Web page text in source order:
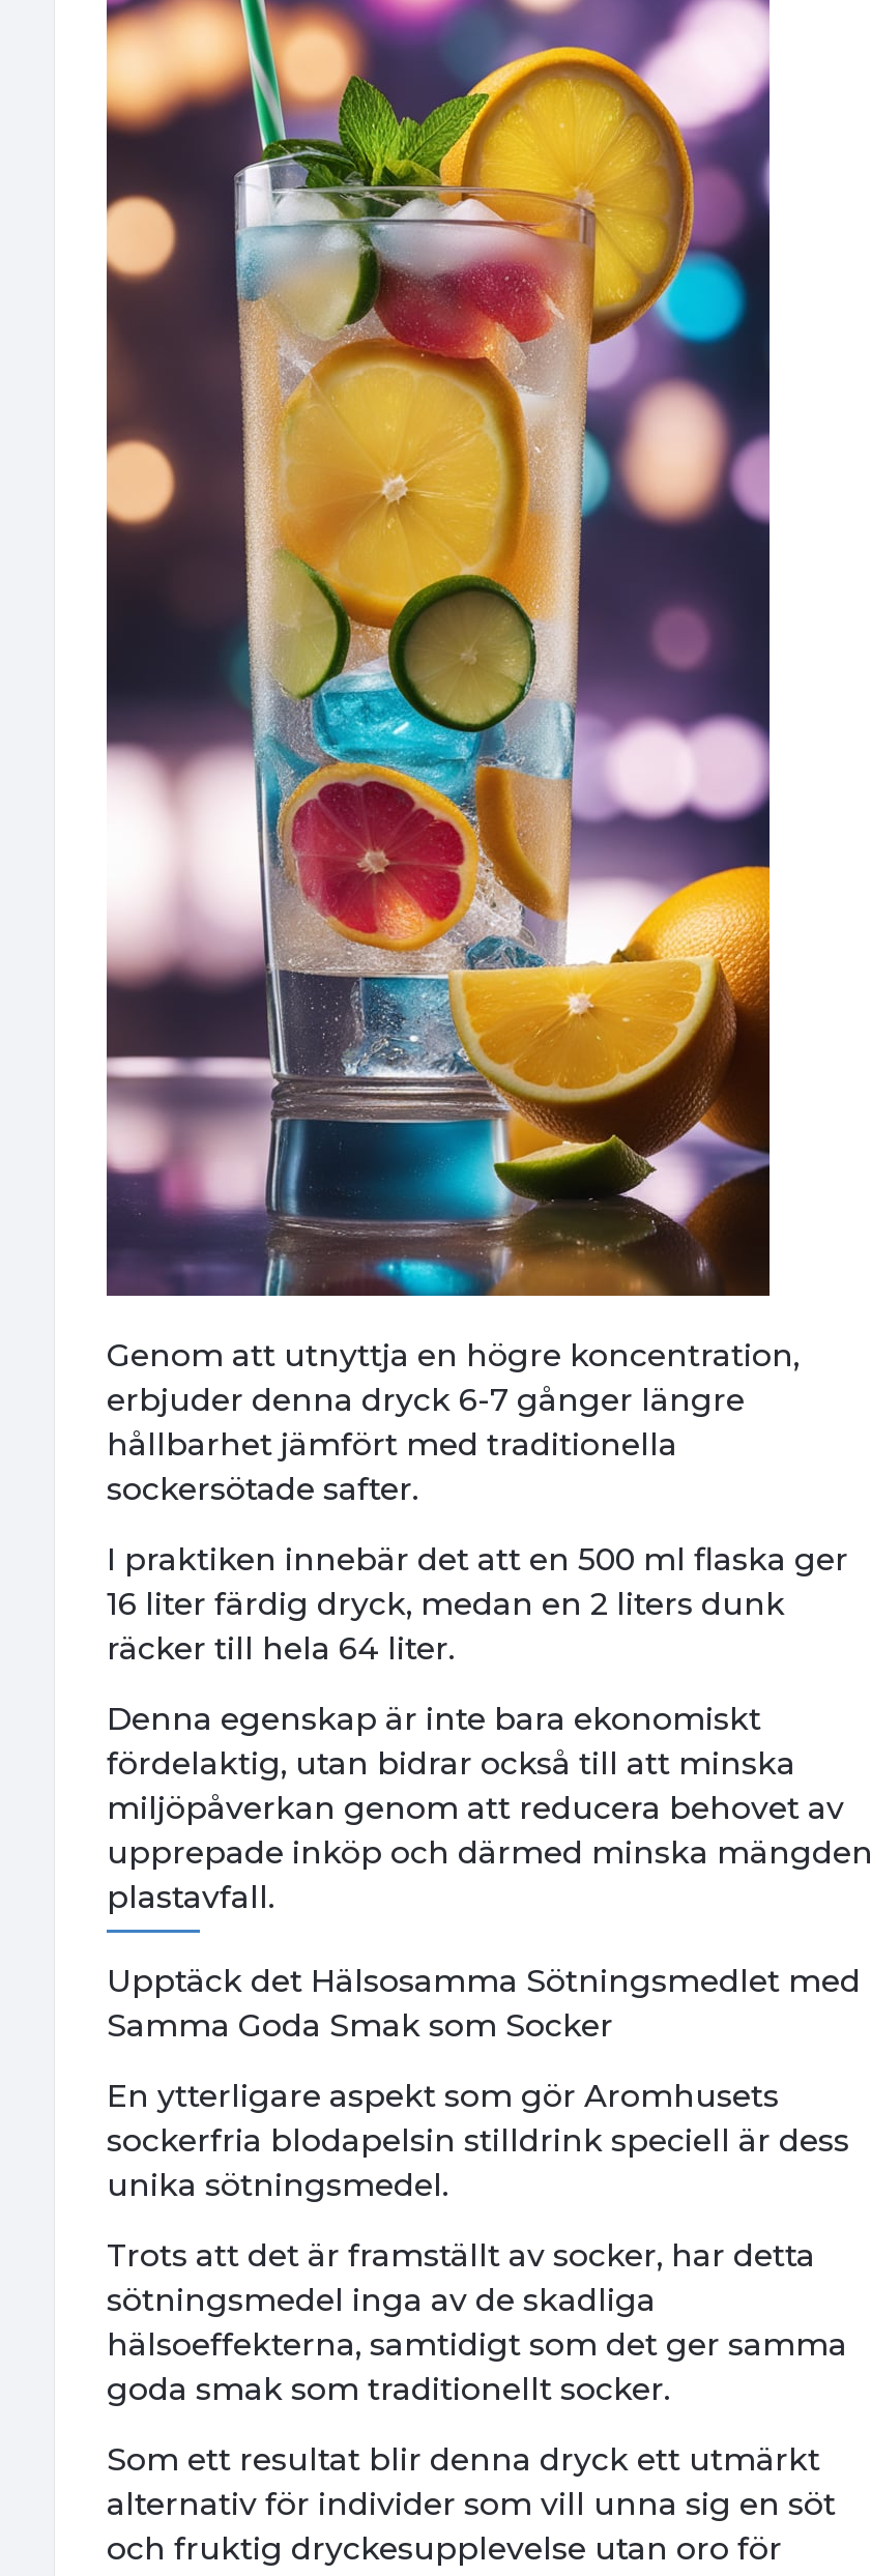
Genom att utnyttja en högre koncentration,
erbjuder denna dryck 6-7 gånger längre
hållbarhet jämfört med traditionella
sockersötade safter.
I praktiken innebär det att en 500 ml flaska ger
16 liter färdig dryck, medan en 2 liters dunk
räcker till hela 64 liter.
Denna egenskap är inte bara ekonomiskt
fördelaktig, utan bidrar också till att minska
miljöpåverkan genom att reducera behovet av
upprepade inköp och därmed minska mängden
plastavfall.
Upptäck det Hälsosamma Sötningsmedlet med
Samma Goda Smak som Socker
En ytterligare aspekt som gör Aromhusets
sockerfria blodapelsin stilldrink speciell är dess
unika sötningsmedel.
Trots att det är framställt av socker, har detta
sötningsmedel inga av de skadliga
hälsoeffekterna, samtidigt som det ger samma
goda smak som traditionellt socker.
Som ett resultat blir denna dryck ett utmärkt
alternativ för individer som vill unna sig en söt
och fruktig dryckesupplevelse utan oro för